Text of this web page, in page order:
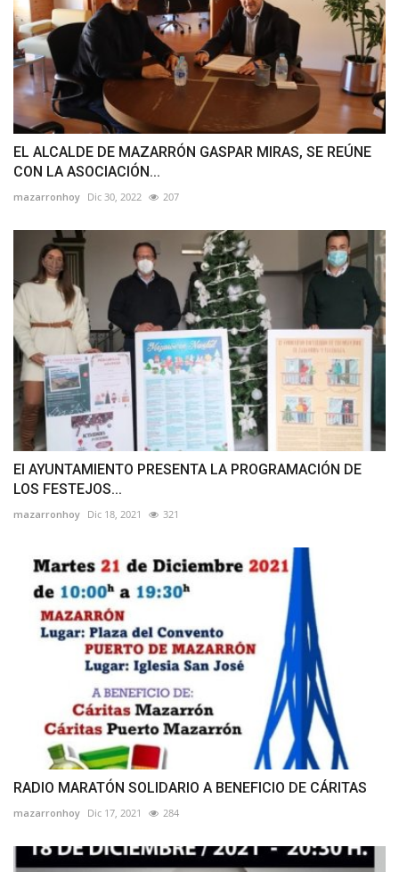
EL ALCALDE DE MAZARRÓN GASPAR MIRAS, SE REÚNE
CON LA ASOCIACIÓN...
mazarronhoy Dic 30, 2022 207
El AYUNTAMIENTO PRESENTA LA PROGRAMACIÓN DE
LOS FESTEJOS...
mazarronhoy Dic 18, 2021 321
RADIO MARATÓN SOLIDARIO A BENEFICIO DE CÁRITAS
mazarronhoy Dic 17, 2021 284